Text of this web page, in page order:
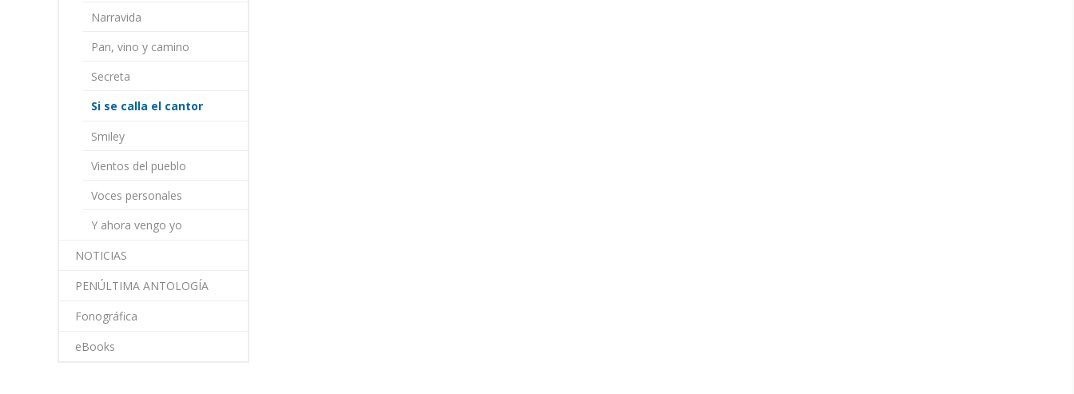
Narravida
Pan, vino y camino
Secreta
Si se calla el cantor
Smiley
Vientos del pueblo
Voces personales
Y ahora vengo yo
NOTICIAS
PENÚLTIMA ANTOLOGÍA
Fonográfica
eBooks